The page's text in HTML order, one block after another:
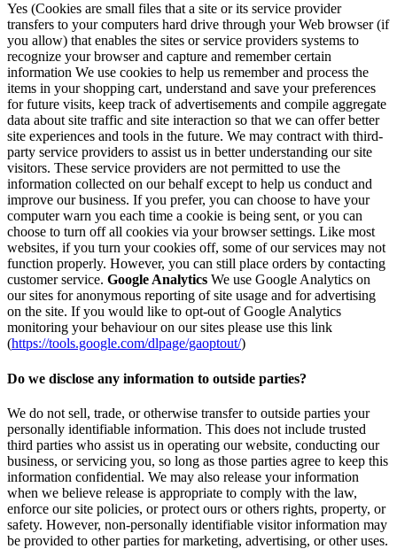
Yes (Cookies are small files that a site or its service provider
transfers to your computers hard drive through your Web browser (if
you allow) that enables the sites or service providers systems to
recognize your browser and capture and remember certain
information We use cookies to help us remember and process the
items in your shopping cart, understand and save your preferences
for future visits, keep track of advertisements and compile aggregate
data about site traffic and site interaction so that we can offer better
site experiences and tools in the future. We may contract with third-
party service providers to assist us in better understanding our site
visitors. These service providers are not permitted to use the
information collected on our behalf except to help us conduct and
improve our business. If you prefer, you can choose to have your
computer warn you each time a cookie is being sent, or you can
choose to turn off all cookies via your browser settings. Like most
websites, if you turn your cookies off, some of our services may not
function properly. However, you can still place orders by contacting
customer service. Google Analytics We use Google Analytics on
our sites for anonymous reporting of site usage and for advertising
on the site. If you would like to opt-out of Google Analytics
monitoring your behaviour on our sites please use this link
(https://tools.google.com/dlpage/gaoptout/)
Do we disclose any information to outside parties?
We do not sell, trade, or otherwise transfer to outside parties your
personally identifiable information. This does not include trusted
third parties who assist us in operating our website, conducting our
business, or servicing you, so long as those parties agree to keep this
information confidential. We may also release your information
when we believe release is appropriate to comply with the law,
enforce our site policies, or protect ours or others rights, property, or
safety. However, non-personally identifiable visitor information may
be provided to other parties for marketing, advertising, or other uses.